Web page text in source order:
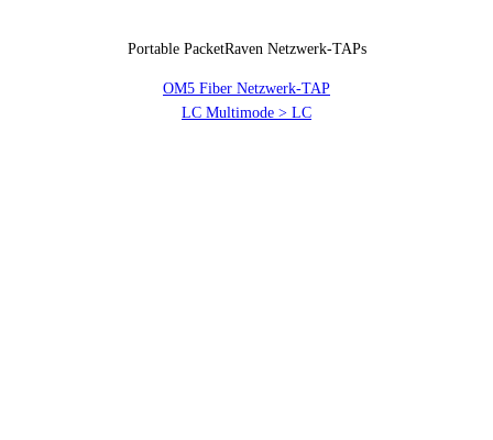
Portable PacketRaven Netzwerk-TAPs
OM5 Fiber Netzwerk-TAP
LC Multimode > LC